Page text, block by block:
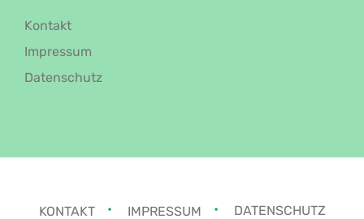
Kontakt
Impressum
Datenschutz
KONTAKT IMPRESSUM DATENSCHUTZ